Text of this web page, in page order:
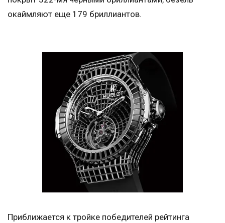
окаймляют еще 179 бриллиантов.
Приближается к тройке победителей рейтинга